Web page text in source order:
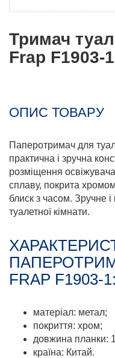
Тримач
Frap F1903-1
ОПИС ТОВАРУ
Паперотримач для
практична і зручна
розміщення
сплаву, покрита
блиск з часом. Зручне
туалетної кімнати.
FRAP F1903-1:
матеріал: метал;
покриття: хром;
довжина планки:
країна: Китай.